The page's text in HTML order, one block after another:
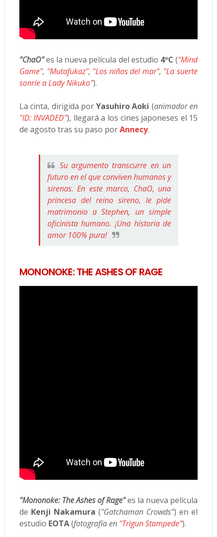
"ChaO"es la nueva película del estudio 4ºC ("Mind
Game", "Mutafukaz", "Los niños del mar", "La suerte
sonríe a Lady Nikuko").
La cinta, dirigida porYasuhiro Aoki (animador en
"ID: INVADED"), llegará a los cines japoneses el 15
de agosto tras su paso porAnnecy.
Su argumento transcurre en un
futuro en el que conviven humanos y
sirenas. En este marco, ChaO, una
princesa del reino sireno, le pide
matrimonio a Stephen, un simple
oficinista humano. ¡Una historia de
amor 100% pura!
MONONOKE: THE ASHES OF RAGE
"Mononoke: The Ashes of Rage"es la nueva película
de Kenji Nakamura ("Gatchaman Crowds") en el
estudio EOTA(fotografía en "Trigun Stampede").